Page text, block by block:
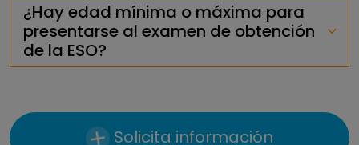
¿Hay edad mínima o máxima para
presentarse al examen de obtención
de la ESO?
Solicita información